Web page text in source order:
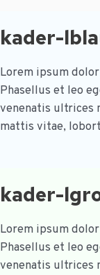
kader-
Lorem ipsum
Phasellus et leo
venenatis ultrices
mattis vitae,
kader-
Lorem ipsum
Phasellus et leo
venenatis ultrices